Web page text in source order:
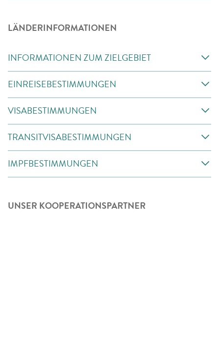
LÄNDERINFORMATIONEN
INFORMATIONEN ZUM ZIELGEBIET
EINREISEBESTIMMUNGEN
VISABESTIMMUNGEN
TRANSITVISABESTIMMUNGEN
IMPFBESTIMMUNGEN
UNSER KOOPERATIONSPARTNER